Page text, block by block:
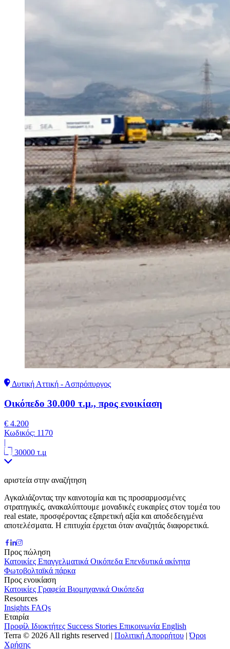
Δυτική Αττική - Ασπρόπυργος
Οικόπεδο 30.000 τ.μ., προς ενοικίαση
€ 4.200
Κωδικός: 1170
|
30000 τ.μ
αριστεία στην αναζήτηση
Αγκαλιάζοντας την καινοτομία και τις προσαρμοσμένες
στρατηγικές, ανακαλύπτουμε μοναδικές ευκαιρίες στον τομέα του
real estate, προσφέροντας εξαιρετική αξία και αποδεδειγμένα
αποτελέσματα. Η επιτυχία έρχεται όταν αναζητάς διαφορετικά.
Προς πώληση
Κατοικίες Επαγγελματικά Οικόπεδα Επενδυτικά ακίνητα
Φωτοβολταϊκά πάρκα
Προς ενοικίαση
Κατοικίες Γραφεία Βιομηχανικά Οικόπεδα
Resources
Insights FAQs
Εταιρία
Προφίλ Ιδιοκτήτες Success Stories Επικοινωνία English
Terra © 2026 All rights reserved | Πολιτική Απορρήτου |Όροι
Χρήσης